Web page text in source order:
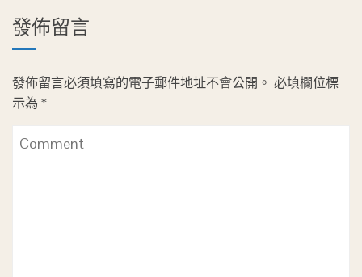
發佈留言
發佈留言必須填寫的電子郵件地址不會公開。 必填欄位標
示為 *